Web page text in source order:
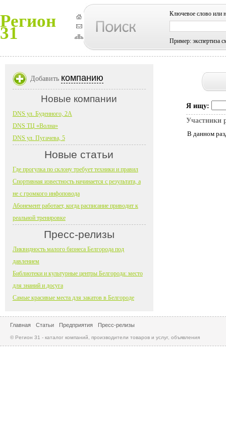
Регион
31
Ключевое слово или
Пример: экспертиза
Я ищу:
Участники
В данном
Добавить компанию
Новые компании
DNS ул. Буденного, 2А
DNS ТЦ «Волна»
DNS ул. Пугачева, 5
Новые статьи
Где прогулка по склону требует техники и правил
Спортивная известность начинается с результата, а
не с громкого инфоповода
Абонемент работает, когда расписание приводит к
реальной тренировке
Пресс-релизы
Ликвидность малого бизнеса Белгорода под
давлением
Библиотеки и культурные центры Белгорода: место
для знаний и досуга
Самые красивые места для закатов в Белгороде
Главная Статьи Предприятия Пресс-релизы
© Регион 31 - каталог компаний, производители товаров и услуг, объявления